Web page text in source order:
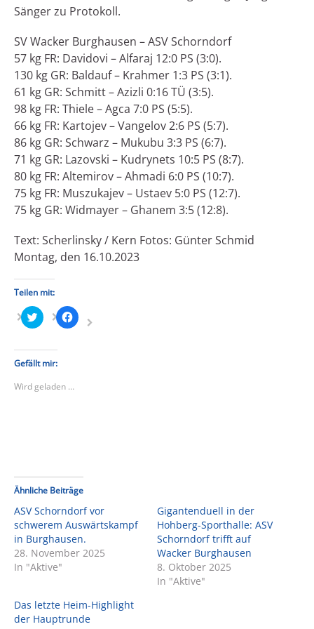
Sänger zu Protokoll.
SV Wacker Burghausen – ASV Schorndorf
57 kg FR: Davidovi – Alfaraj 12:0 PS (3:0).
130 kg GR: Baldauf – Krahmer 1:3 PS (3:1).
61 kg GR: Schmitt – Azizli 0:16 TÜ (3:5).
98 kg FR: Thiele – Agca 7:0 PS (5:5).
66 kg FR: Kartojev – Vangelov 2:6 PS (5:7).
86 kg GR: Schwarz – Mukubu 3:3 PS (6:7).
71 kg GR: Lazovski – Kudrynets 10:5 PS (8:7).
80 kg FR: Altemirov – Ahmadi 6:0 PS (10:7).
75 kg FR: Muszukajev – Ustaev 5:0 PS (12:7).
75 kg GR: Widmayer – Ghanem 3:5 (12:8).
Text: Scherlinsky / Kern Fotos: Günter Schmid
Montag, den 16.10.2023
Teilen mit:
Klick,
um
zu
teilen
(Wird
neuem
Klick,
um
neuem
Gefällt mir:
Wird geladen …
Ähnliche Beiträge
ASV Schorndorf vor
schwerem Auswärtskampf
in Burghausen.
28. November 2025
In "Aktive"
Gigantenduell in der
Hohberg-Sporthalle: ASV
Schorndorf trifft auf
Wacker Burghausen
8. Oktober 2025
In "Aktive"
Das letzte Heim-Highlight
der Hauptrunde